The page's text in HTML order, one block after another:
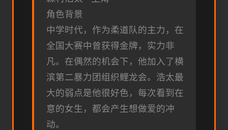
角色背景
中学时代，作为柔道队的主力，在
全国大赛中曾获得金牌，实力非
凡。在偶然的机会下，他加入了横
滨第二暴力团组织鲤龙会。浩太最
大的弱点是他很好色，每次看到在
意的女生，都会产生想做爱的冲
动。